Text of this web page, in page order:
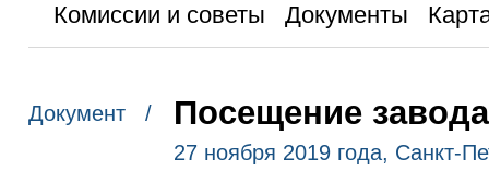
Комиссии и советы
Документы
Документ / Посещение
27 ноября 2019 года, Санкт-